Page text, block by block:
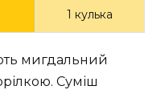
1 кулька
мигдальний
Суміш